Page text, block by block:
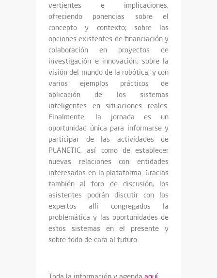
vertientes e implicaciones,
ofreciendo ponencias sobre el
concepto y contexto; sobre las
opciones existentes de financiación y
colaboración en proyectos de
investigación e innovación; sobre la
visión del mundo de la robótica; y con
varios ejemplos prácticos de
aplicación de los sistemas
inteligentes en situaciones reales.
Finalmente, la jornada es un
oportunidad única para informarse y
participar de las actividades de
PLANETIC, así como de establecer
nuevas relaciones con entidades
interesadas en la plataforma. Gracias
también al foro de discusión, los
asistentes podrán discutir con los
expertos allí congregados la
problemática y las oportunidades de
estos sistemas en el presente y
sobre todo de cara al futuro.